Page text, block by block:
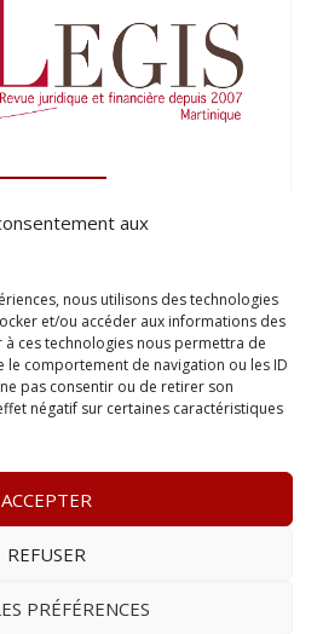
aux
nous utilisons des technologies
et/ou accéder aux informations des
ces technologies nous permettra de
comportement de navigation ou les ID
pas consentir ou de retirer son
négatif sur certaines caractéristiques
ACCEPTER
REFUSER
PRÉFÉRENCES
–
–